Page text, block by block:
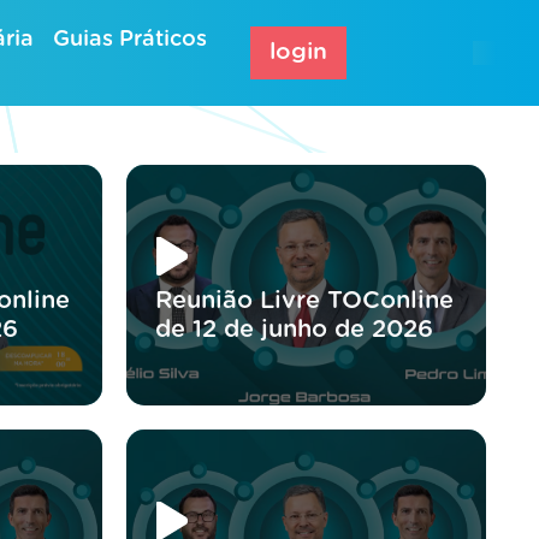
Guias Práticos
login
Reunião Livre TOConline
de 12 de junho de 2026